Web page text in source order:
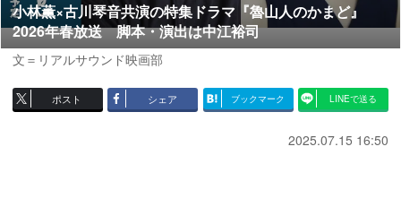
小林薫×古川琴音共演の特集ドラマ『魯山人のかまど』
2026年春放送 脚本・演出は中江裕司
文＝リアルサウンド映画部
ポスト シェア ブックマーク LINEで送る
2025.07.15 16:50